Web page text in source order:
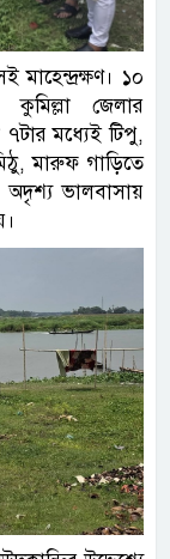
১০
জেলার
৭টার মধ্যেই টিপু,
মারুফ গাড়িতে
অদৃশ্য ভালবাসায়